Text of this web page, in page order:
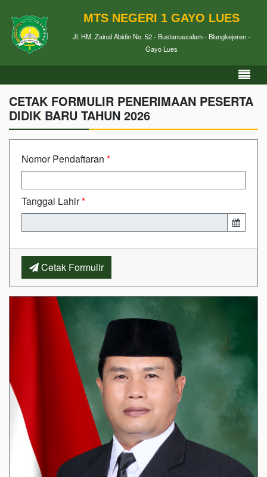
MTS NEGERI 1 GAYO LUES
Jl. HM. Zainal Abidin No. 52 - Bustanussalam - Blangkejeren -
Gayo Lues
CETAK FORMULIR PENERIMAAN PESERTA
DIDIK BARU TAHUN 2026
Nomor Pendaftaran *
Tanggal Lahir*
Cetak Formulir